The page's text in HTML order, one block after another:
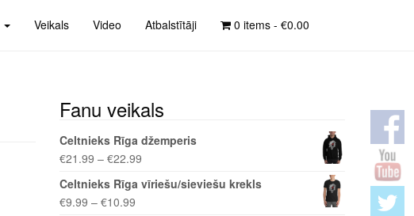
Veikals Video Atbalstītāji 0 items - €0.00
Fanu veikals
Celtnieks Rīga džemperis
€21.99 – €22.99
Celtnieks Rīga vīriešu/sieviešu krekls
€9.99 – €10.99